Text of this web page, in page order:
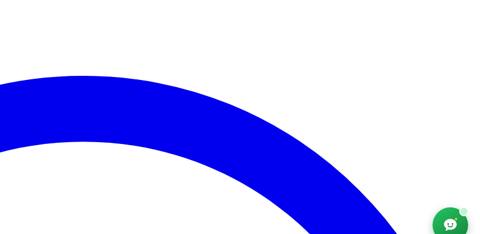
Bonjour ! Je suis AfriChat, votre conseiller
emploi. Que recherchez-vous aujourd'hui ?